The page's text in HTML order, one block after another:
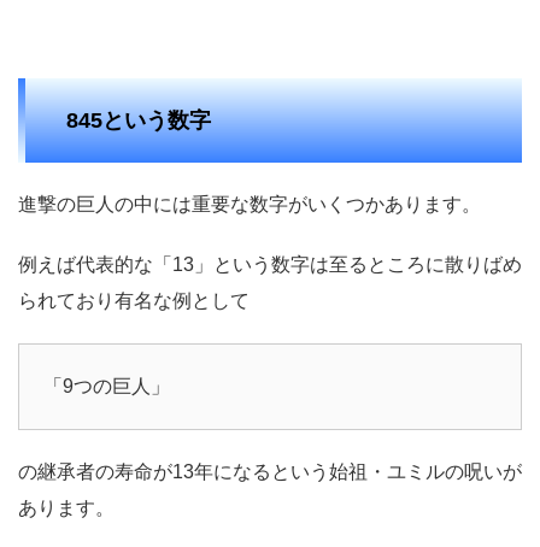
845という数字
進撃の巨人の中には重要な数字がいくつかあります。
例えば代表的な「13」という数字は至るところに散りばめ
られており有名な例として
「9つの巨人」
の継承者の寿命が13年になるという始祖・ユミルの呪いが
あります。